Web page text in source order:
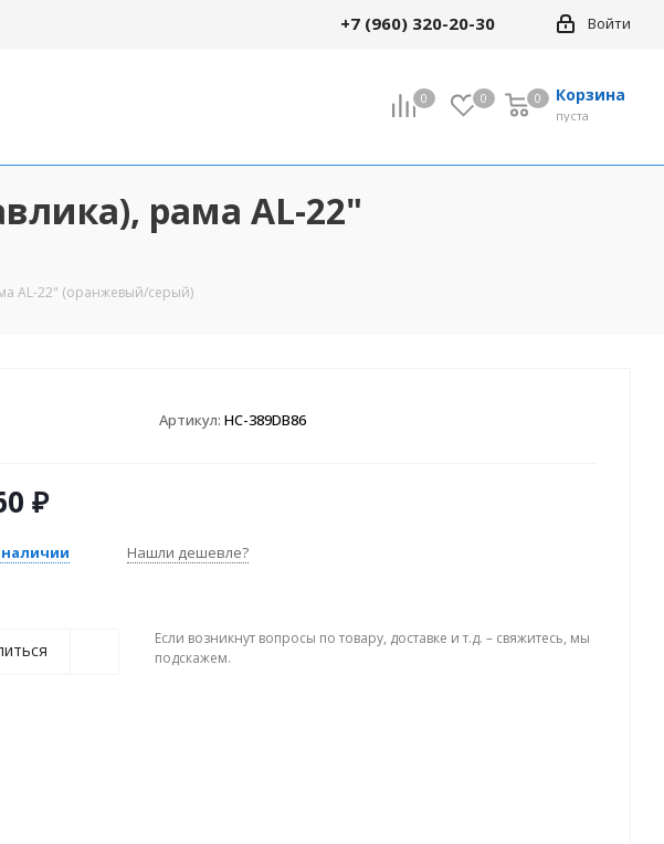
Войти
+7 (960) 320-20-30
0 0 Корзина
0
пуста
0
рама AL-22"
AL-22" (оранжевый/серый)
Артикул: HC-389DB86
₽
Нашли дешевле?
Если возникнут вопросы по товару, доставке и т.д. – свяжитесь, мы
подскажем.